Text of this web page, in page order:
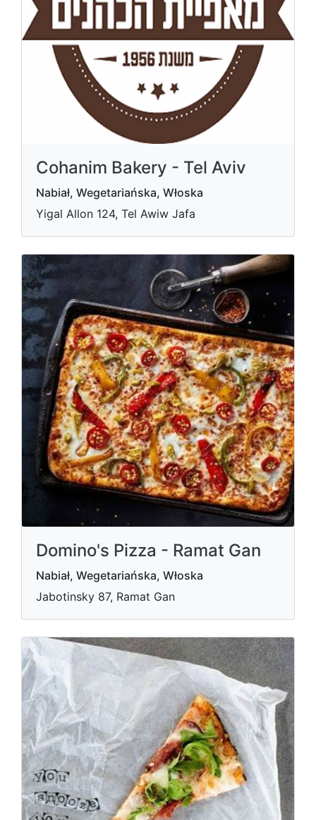
Cohanim Bakery - Tel Aviv
Nabiał, Wegetariańska, Włoska
Yigal Allon 124, Tel Awiw Jafa
Domino's Pizza - Ramat Gan
Nabiał, Wegetariańska, Włoska
Jabotinsky 87, Ramat Gan